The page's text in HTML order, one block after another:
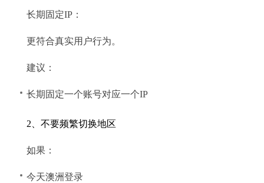
长期固定IP：
更符合真实用户行为。
建议：
长期固定一个账号对应一个IP
2、不要频繁切换地区
如果：
今天澳洲登录